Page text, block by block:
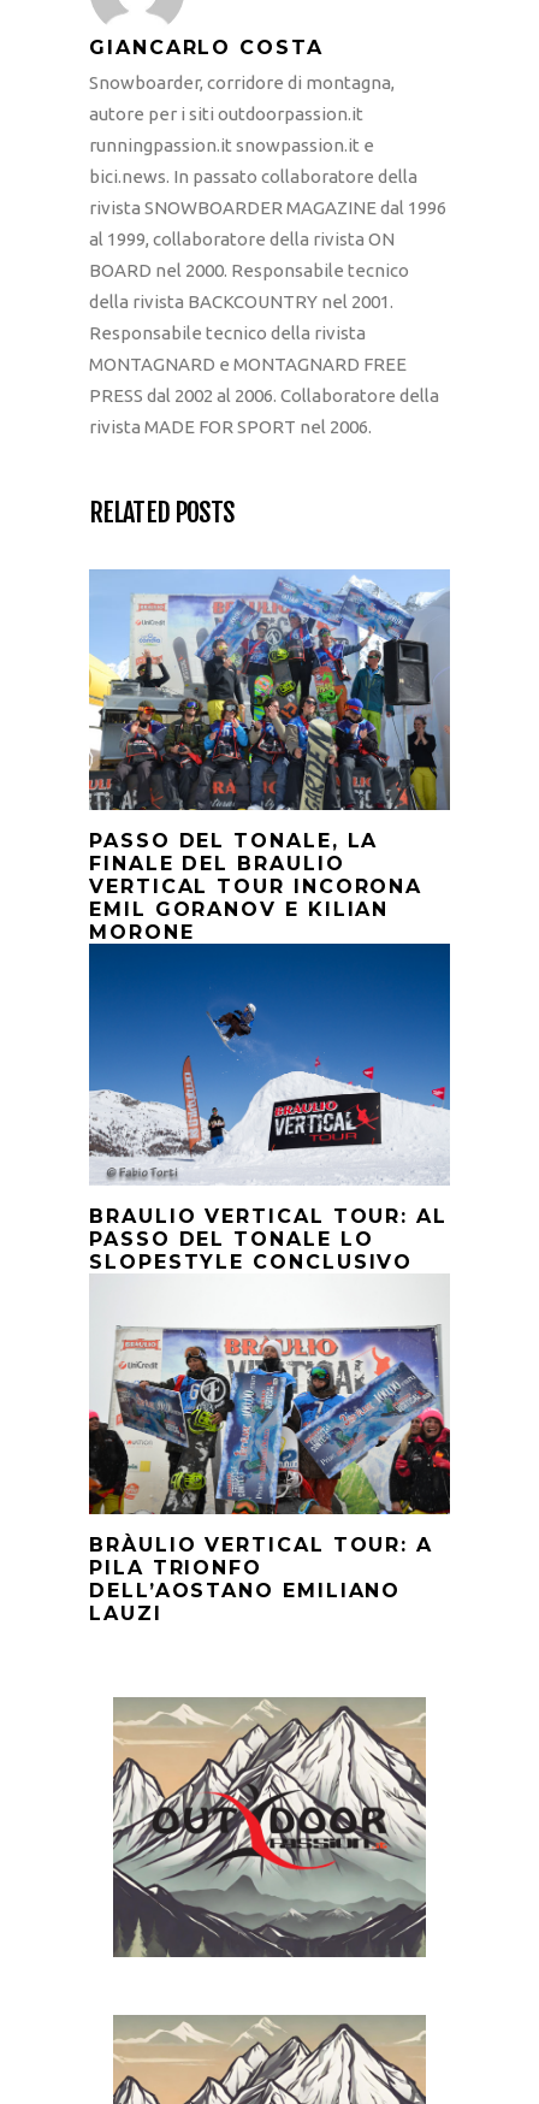
GIANCARLO COSTA
Snowboarder, corridore di montagna,
autore per i siti outdoorpassion.it
runningpassion.it snowpassion.it e
bici.news. In passato collaboratore della
rivista SNOWBOARDER MAGAZINE dal 1996
al 1999, collaboratore della rivista ON
BOARD nel 2000. Responsabile tecnico
della rivista BACKCOUNTRY nel 2001.
Responsabile tecnico della rivista
MONTAGNARD e MONTAGNARD FREE
PRESS dal 2002 al 2006. Collaboratore della
rivista MADE FOR SPORT nel 2006.
RELATED POSTS
PASSO DEL TONALE, LA
FINALE DEL BRAULIO
VERTICAL TOUR INCORONA
EMIL GORANOV E KILIAN
MORONE
BRAULIO VERTICAL TOUR: AL
PASSO DEL TONALE LO
SLOPESTYLE CONCLUSIVO
BRÀULIO VERTICAL TOUR: A
PILA TRIONFO
DELL’AOSTANO EMILIANO
LAUZI